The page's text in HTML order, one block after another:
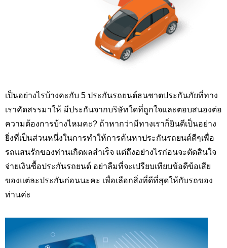
เป็นอย่างไรบ้างคะกับ 5 ประกันรถยนต์ธนชาตประกันภัยที่ทาง
เราคัดสรรมาให้ มีประกันจากบริษัทใดที่ถูกใจและตอบสนองต่อ
ความต้องการบ้างไหมคะ? ถ้าหากว่ามีทางเราก็ยินดีเป็นอย่าง
ยิ่งที่เป็นส่วนหนึ่งในการทำให้การค้นหาประกันรถยนต์ดีๆเพื่อ
รถแสนรักของท่านเกิดผลสำเร็จ แต่ถึงอย่างไรก่อนจะตัดสินใจ
จ่ายเงินซื้อประกันรถยนต์ อย่าลืมที่จะเปรียบเทียบข้อดีข้อเสีย
ของแต่ละประกันก่อนนะคะ เพื่อเลือกสิ่งที่ดีที่สุดให้กับรถของ
ท่านค่ะ